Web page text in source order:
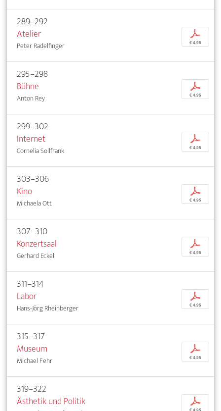
289–292
Atelier
Peter Radelfinger
p
€ 4,95
295–298
Bühne
Anton Rey
p
€ 4,95
299–302
Internet
Cornelia Sollfrank
p
€ 4,95
303–306
Kino
Michaela Ott
p
€ 4,95
307–310
Konzertsaal
Gerhard Eckel
p
€ 4,95
311–314
Labor
Hans-Jörg Rheinberger
p
€ 4,95
315–317
Museum
Michael Fehr
p
€ 4,95
319–322
Ästhetik und Politik
p